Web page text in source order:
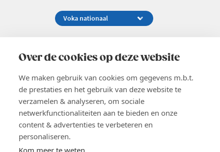
Over de cookies op deze website
We maken gebruik van cookies om gegevens m.b.t.
de prestaties en het gebruik van deze website te
verzamelen & analyseren, om sociale
netwerkfunctionaliteiten aan te bieden en onze
content & advertenties te verbeteren en
personaliseren.
Kom meer te weten
02 229 81 11
EN